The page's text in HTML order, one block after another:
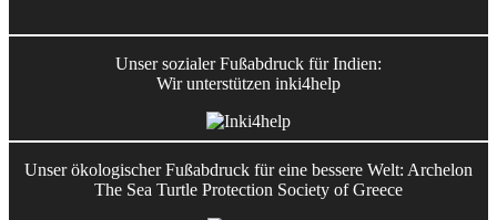
Unser sozialer Fußabdruck für Indien:
Wir unterstützen inki4help
Unser ökologischer Fußabdruck für eine bessere Welt: Archelon
The Sea Turtle Protection Society of Greece